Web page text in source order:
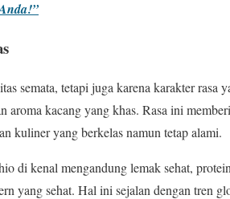
semata, tetapi juga karena karakter rasa
kacang yang khas. Rasa ini
kuliner yang berkelas namun tetap alami.
di kenal mengandung lemak sehat,
yang sehat. Hal ini sejalan dengan tren